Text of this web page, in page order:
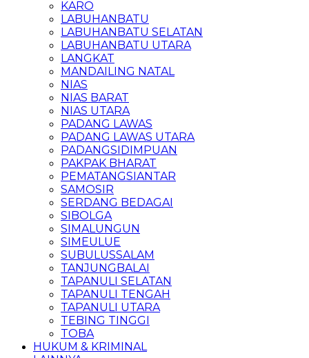
KARO
LABUHANBATU
LABUHANBATU SELATAN
LABUHANBATU UTARA
LANGKAT
MANDAILING NATAL
NIAS
NIAS BARAT
NIAS UTARA
PADANG LAWAS
PADANG LAWAS UTARA
PADANGSIDIMPUAN
PAKPAK BHARAT
PEMATANGSIANTAR
SAMOSIR
SERDANG BEDAGAI
SIBOLGA
SIMALUNGUN
SIMEULUE
SUBULUSSALAM
TANJUNGBALAI
TAPANULI SELATAN
TAPANULI TENGAH
TAPANULI UTARA
TEBING TINGGI
TOBA
HUKUM & KRIMINAL